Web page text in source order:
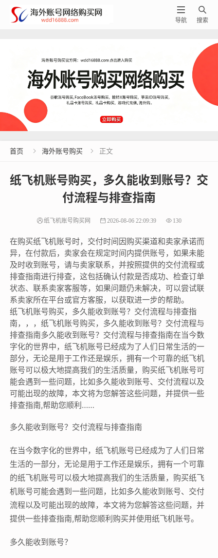

搜索

导航
首页  海外账号购买  正文
纸飞机账号购买，多久能收到账号？交
付流程与排查指南
纸飞机账号购买网 2026-08-06 22:09:39 130
在购买纸飞机账号时，交付时间因购买渠道和卖家承诺而
异，在付款后，卖家会在规定时间内提供账号，如果未能
及时收到账号，请与卖家联系，并按照提供的交付流程或
排查指南进行排查，这包括确认付款是否成功、检查订单
状态、联系卖家客服等，如果问题仍未解决，可以尝试联
系卖家所在平台或官方客服，以获取进一步的帮助。
纸飞机账号购买，多久能收到账号？交付流程与排查指
南，，，纸飞机账号购买，多久能收到账号？交付流程与
排查指南多久能收到账号？交付流程与排查指南在当今数
字化的世界中，纸飞机账号已经成为了人们日常生活的一
部分，无论是用于工作还是娱乐，拥有一个可靠的纸飞机
账号可以极大地提高我们的生活质量，购买纸飞机账号可
能会遇到一些问题，比如多久能收到账号、交付流程以及
可能出现的故障，本文将为您解答这些问题，并提供一些
排查指南,帮助您顺利……
多久能收到账号？交付流程与排查指南
在当今数字化的世界中，纸飞机账号已经成为了人们日常
生活的一部分，无论是用于工作还是娱乐，拥有一个可靠
的纸飞机账号可以极大地提高我们的生活质量，购买纸飞
机账号可能会遇到一些问题，比如多久能收到账号、交付
流程以及可能出现的故障，本文将为您解答这些问题，并
提供一些排查指南,帮助您顺利购买并使用纸飞机账号。
多久能收到账号？